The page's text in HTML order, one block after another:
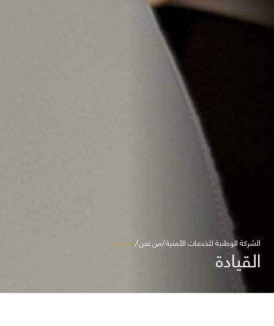
الشركة الوطنية للخدمات الأمنية من نحن القيادة
القيادة